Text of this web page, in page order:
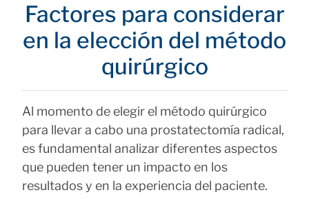
Factores para considerar
en la elección del método
quirúrgico
Al momento de elegir el método quirúrgico
para llevar a cabo una prostatectomía radical,
es fundamental analizar diferentes aspectos
que pueden tener un impacto en los
resultados y en la experiencia del paciente.